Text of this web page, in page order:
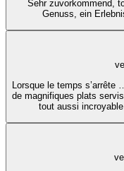
Sehr zuvorkommend,
Genuss, ein
Lorsque le temps s’arrête
de magnifiques plats
tout aussi